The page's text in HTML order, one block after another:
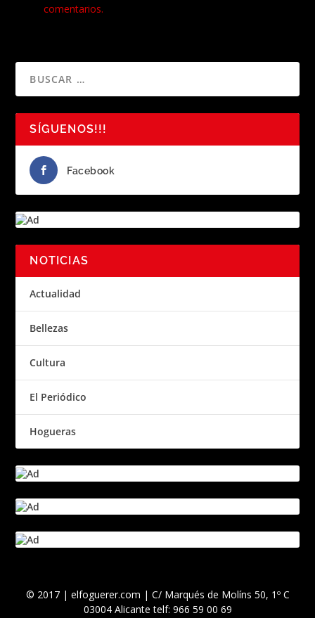
comentarios.
SÍGUENOS!!!
Facebook
NOTICIAS
Actualidad
Bellezas
Cultura
El Periódico
Hogueras
© 2017 | elfoguerer.com | C/ Marqués de Molíns 50, 1º C
03004 Alicante telf: 966 59 00 69